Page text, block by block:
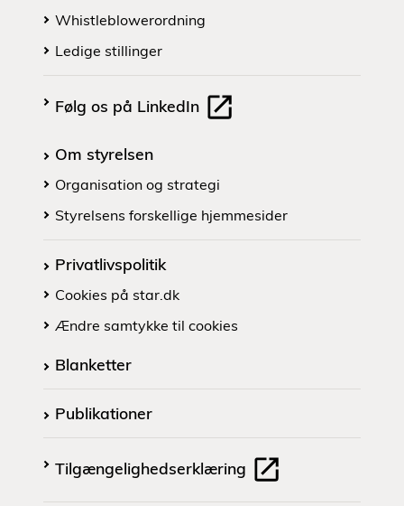
Whistleblowerordning
Ledige stillinger
Følg os på LinkedIn
Om styrelsen
Organisation og strategi
Styrelsens forskellige hjemmesider
Privatlivspolitik
Cookies på star.dk
Ændre samtykke til cookies
Blanketter
Publikationer
Tilgængelighedserklæring